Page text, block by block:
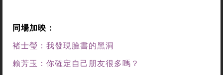
同場加映：
褚士瑩：我發現臉書的黑洞
賴芳玉：你確定自己朋友很多嗎？